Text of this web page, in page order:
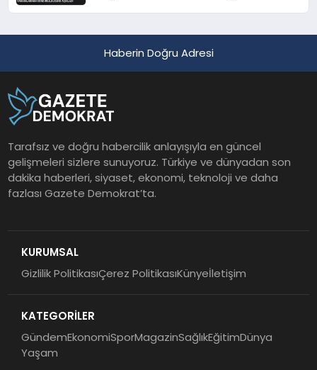
Haberin Doğru Adresi
Tarafsız ve doğru habercilik anlayışıyla en güncel
gelişmeleri sizlere sunuyoruz. Türkiye ve dünyadan son
dakika haberleri, siyaset, ekonomi, teknoloji ve daha
fazlası Gazete Demokrat’ta.
KURUMSAL
Gizlilik PolitikasıÇerez PolitikasıKünyeİletişim
KATEGORİLER
GündemEkonomiSporMagazinSağlıkEğitimDünya
Yaşam